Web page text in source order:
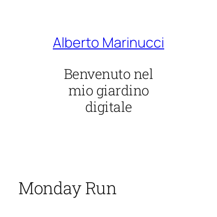
Alberto Marinucci
Benvenuto nel
mio giardino
digitale
Monday Run